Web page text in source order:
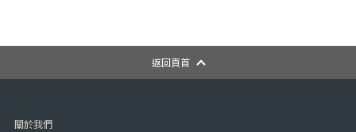
返回頁首
關於我們